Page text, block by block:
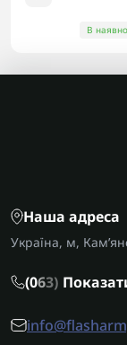
В
Наша адреса
Україна, м,
(063)